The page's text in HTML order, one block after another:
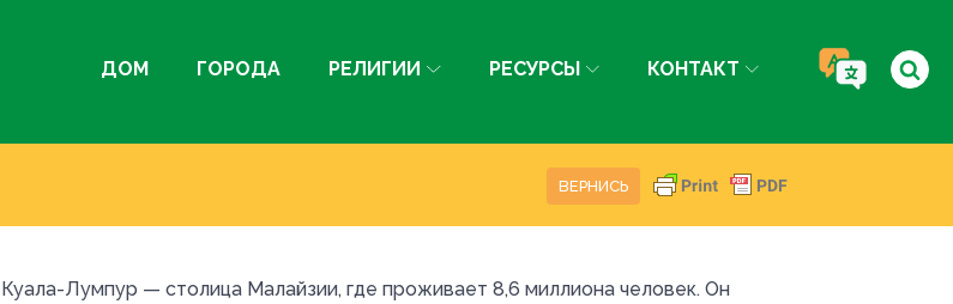
ДОМ ГОРОДА РЕЛИГИИ РЕСУРСЫ КОНТАКТ
ВЕРНИСЬ
Куала-Лумпур — столица Малайзии, где проживает 8,6 миллиона человек. Он